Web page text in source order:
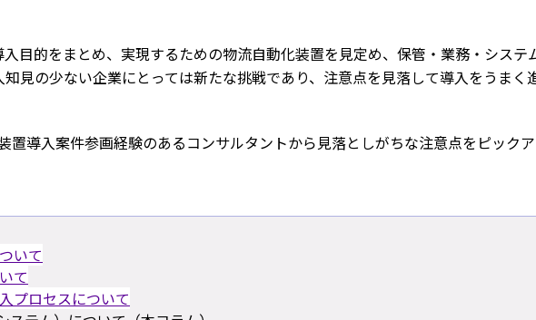
目的をまとめ、実現するための物流自動化装置を見定め、保管・業務・システ
見の少ない企業にとっては新たな挑戦であり、注意点を見落して導入をうまく
置導入案件参画経験のあるコンサルタントから見落としがちな注意点をピック
いて
て
プロセスについて